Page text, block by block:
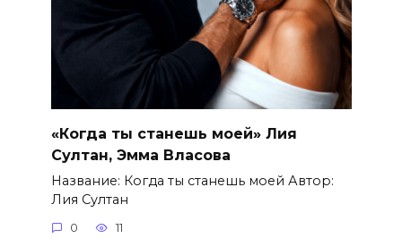
«Когда ты станешь моей» Лия
Султан, Эмма Власова
Название: Когда ты станешь моей Автор:
Лия Султан
0 11